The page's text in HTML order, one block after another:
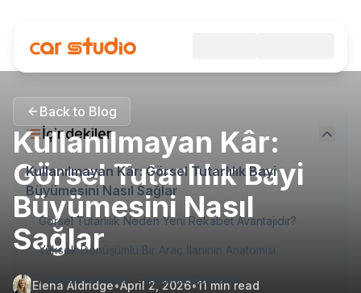
Back to Blog
Kullanılmayan Kâr:
Görsel Tutarlılık Bayi
Büyümesini Nasıl
Sağlar
Elena Aldridge•April 2, 2026•11 min read
İçindekiler
Kullanılmayan Kâr: Görsel Tutarlılık Bayi
Büyümesini Nasıl Sağlar
Görsel Tutarlılık Neden Yeni Rekabet Avantajıdır?
Yüksek Dönüşümlü Bir Araç İlanının Anatomisi
Kaostan Kontrole: Uygulama Rehberiniz